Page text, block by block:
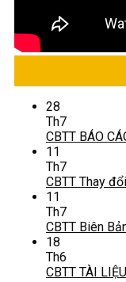
28
Th7
CBTT BÁO
11
Th7
CBTT Thay
11
Th7
CBTT Biên
18
Th6
CBTT TÀI